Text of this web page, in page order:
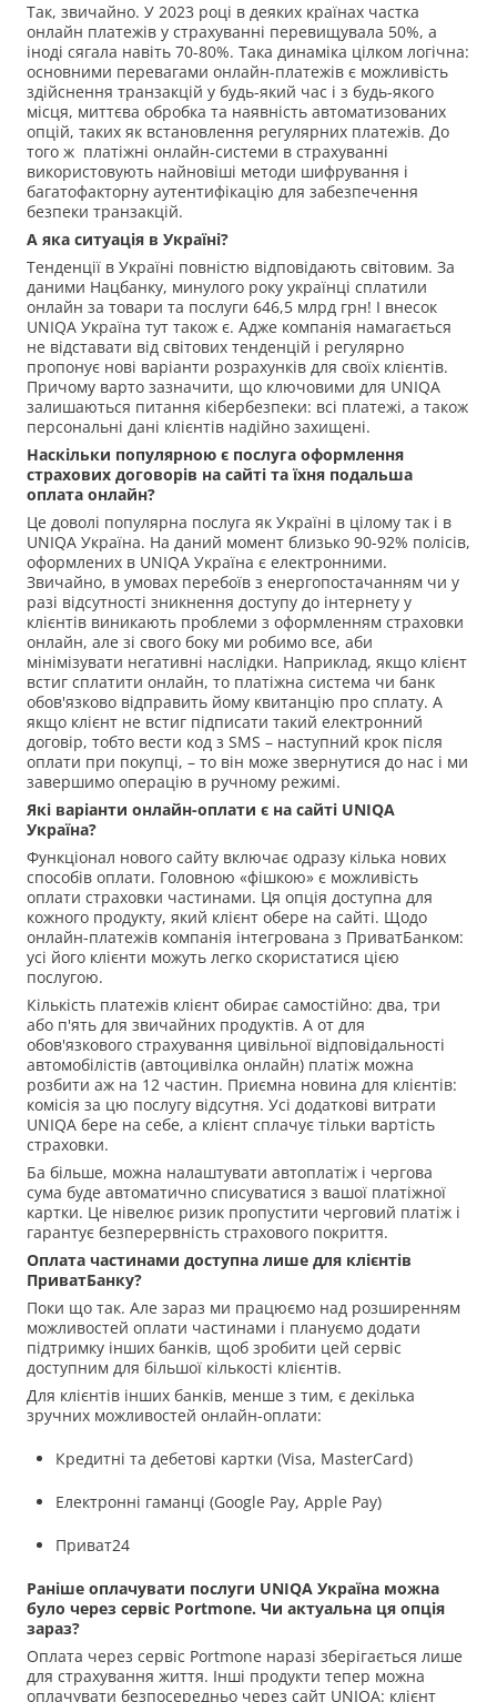
Так, звичайно. У 2023 році в деяких країнах частка
онлайн платежів у страхуванні перевищувала 50%, а
іноді сягала навіть 70-80%. Така динаміка цілком логічна:
основними перевагами онлайн-платежів є можливість
здійснення транзакцій у будь-який час і з будь-якого
місця, миттєва обробка та наявність автоматизованих
опцій, таких як встановлення регулярних платежів. До
того ж платіжні онлайн-системи в страхуванні
використовують найновіші методи шифрування і
багатофакторну аутентифікацію для забезпечення
безпеки транзакцій.
А яка ситуація в Україні?
Тенденції в Україні повністю відповідають світовим. За
даними Нацбанку, минулого року українці сплатили
онлайн за товари та послуги 646,5 млрд грн! І внесок
UNIQA Україна тут також є. Адже компанія намагається
не відставати від світових тенденцій і регулярно
пропонує нові варіанти розрахунків для своїх клієнтів.
Причому варто зазначити, що ключовими для UNIQA
залишаються питання кібербезпеки: всі платежі, а також
персональні дані клієнтів надійно захищені.
Наскільки популярною є послуга оформлення
страхових договорів на сайті та їхня подальша
оплата онлайн?
Це доволі популярна послуга як Україні в цілому так і в
UNIQA Україна. На даний момент близько 90-92% полісів,
оформлених в UNIQA Україна є електронними.
Звичайно, в умовах перебоїв з енергопостачанням чи у
разі відсутності зникнення доступу до інтернету у
клієнтів виникають проблеми з оформленням страховки
онлайн, але зі свого боку ми робимо все, аби
мінімізувати негативні наслідки. Наприклад, якщо клієнт
встиг сплатити онлайн, то платіжна система чи банк
обов'язково відправить йому квитанцію про сплату. А
якщо клієнт не встиг підписати такий електронний
договір, тобто вести код з SMS – наступний крок після
оплати при покупці, – то він може звернутися до нас і ми
завершимо операцію в ручному режимі.
Які варіанти онлайн-оплати є на сайті UNIQA
Україна?
Функціонал нового сайту включає одразу кілька нових
способів оплати. Головною «фішкою» є можливість
оплати страховки частинами. Ця опція доступна для
кожного продукту, який клієнт обере на сайті. Щодо
онлайн-платежів компанія інтегрована з ПриватБанком:
усі його клієнти можуть легко скористатися цією
послугою.
Кількість платежів клієнт обирає самостійно: два, три
або п'ять для звичайних продуктів. А от для
обов'язкового страхування цивільної відповідальності
автомобілістів (автоцивілка онлайн) платіж можна
розбити аж на 12 частин. Приємна новина для клієнтів:
комісія за цю послугу відсутня. Усі додаткові витрати
UNIQA бере на себе, а клієнт сплачує тільки вартість
страховки.
Ба більше, можна налаштувати автоплатіж і чергова
сума буде автоматично списуватися з вашої платіжної
картки. Це нівелює ризик пропустити черговий платіж і
гарантує безперервність страхового покриття.
Оплата частинами доступна лише для клієнтів
ПриватБанку?
Поки що так. Але зараз ми працюємо над розширенням
можливостей оплати частинами і плануємо додати
підтримку інших банків, щоб зробити цей сервіс
доступним для більшої кількості клієнтів.
Для клієнтів інших банків, менше з тим, є декілька
зручних можливостей онлайн-оплати:
Кредитні та дебетові картки (Visa, MasterCard)
Електронні гаманці (Google Pay, Apple Pay)
Приват24
Раніше оплачувати послуги UNIQA Україна можна
було через сервіс Portmone. Чи актуальна ця опція
зараз?
Оплата через сервіс Portmone наразі зберігається лише
для страхування життя. Інші продукти тепер можна
оплачувати безпосередньо через сайт UNIQA: клієнт